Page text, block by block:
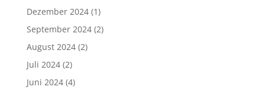
Dezember 2024(1)
September 2024(2)
August 2024(2)
Juli 2024(2)
Juni 2024(4)